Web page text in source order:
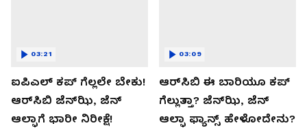
ಐಪಿಎಲ್ ಕಪ್‌ ಗೆಲ್ಲಲೇ ಬೇಕು!
ಆರ್‌ಸಿಬಿ ಜೆನ್‌ಝಿ, ಜೆನ್‌
ಆಲ್ಫಾಗೆ ಭಾರೀ ನಿರೀಕ್ಷೆ!
03:21
ಆರ್‌ಸಿಬಿ ಈ ಬಾರಿಯೂ ಕಪ್‌
ಗೆಲ್ಲುತ್ತಾ? ಜೆನ್‌ಝಿ, ಜೆನ್‌
ಆಲ್ಫಾ ಫ್ಯಾನ್ಸ್ ಹೇಳೋದೇನು?
03:09